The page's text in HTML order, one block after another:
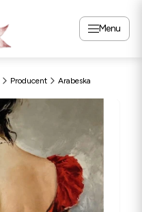
Menu
Producent Arabeska